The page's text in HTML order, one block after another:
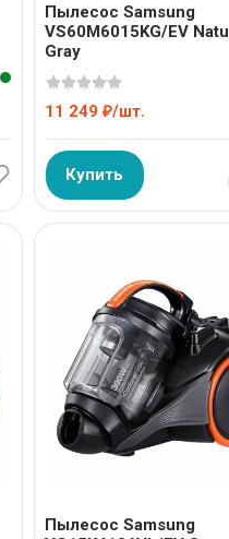
Пылесос Samsung
VS60M6015KG/EV
Gray
11 249 ₽/шт.
Купить
Пылесос Samsung